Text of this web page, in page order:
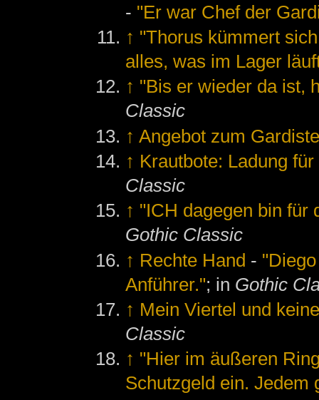
- "Er war Chef der
↑ "Thorus kümmert
alles, was im Lager
↑ "Bis er wieder da ist,
Classic
↑ Angebot zum
↑ Krautbote: Ladung
Classic
↑ "ICH dagegen bin für
Gothic Classic
↑ Rechte Hand -
Anführer."; in Gothic
↑ Mein Viertel und
Classic
↑ "Hier im äußeren
Schutzgeld ein. Jedem